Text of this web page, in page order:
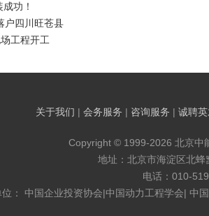
功！
户四川旺苍县
工程开工
关于我们 | 会务服务 | 咨询服务 | 诚聘
Copyright © 1999-2026 北京中
地址：北京市海淀区北
电话：010-
： 中国企业投资协会|中国动力工程学会| 中